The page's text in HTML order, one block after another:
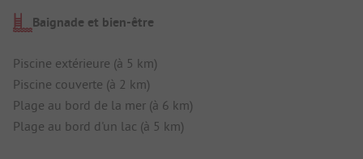
Baignade et bien-être
Piscine extérieure (à 5 km)
Piscine couverte (à 2 km)
Plage au bord de la mer (à 6 km)
Plage au bord d'un lac (à 5 km)